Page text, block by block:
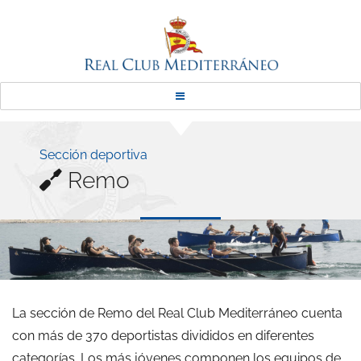
Real Club Mediterráneo
Sección deportiva
Remo
La sección de Remo del Real Club Mediterráneo cuenta
con más de 370 deportistas divididos en diferentes